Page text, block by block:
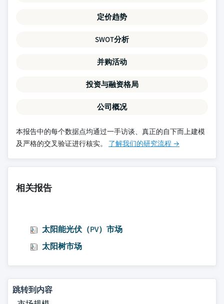
定价趋势
SWOT分析
并购活动
投资与融资格局
公司概况
本报告中的每个数据点均通过一手访谈、真正的自下而上建模
及严格的交叉验证进行核实。 了解我们的研究流程 →
相关报告
太阳能光伏（PV）市场
太阳树市场
跳转到内容